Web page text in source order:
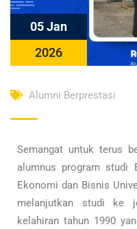
05 Jan
2026
Alumni Berprestasi
Semangat untuk terus
alumnus program studi
Ekonomi dan Bisnis
melanjutkan studi ke
kelahiran tahun 1990